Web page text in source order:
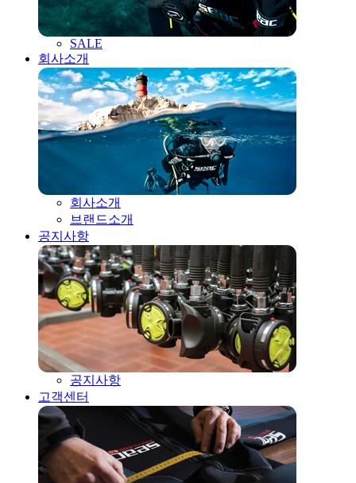
SALE
회사소개
회사소개
브랜드소개
공지사항
공지사항
고객센터